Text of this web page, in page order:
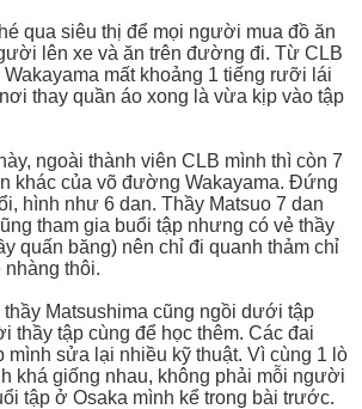
qua siêu thị để mọi người mua đồ ăn
lên xe và ăn trên đường đi. Từ CLB
mất khoảng 1 tiếng rưỡi lái
thay quần áo xong là vừa kịp vào tập
ngoài thành viên CLB mình thì còn 7
khác của võ đường Wakayama. Đứng
hình như 6 dan. Thầy Matsuo 7 dan
tham gia buổi tập nhưng có vẻ thầy
quấn băng) nên chỉ đi quanh thảm chỉ
thôi.
thầy Matsushima cũng ngồi dưới tập
thầy tập cùng để học thêm. Các đai
mình sửa lại nhiều kỹ thuật. Vì cùng 1 lò
khá giống nhau, không phải mỗi người
tập ở Osaka mình kể trong bài trước.